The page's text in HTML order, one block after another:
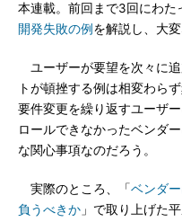
本連載。前回まで3回にわた
開発失敗の例 を解説し、大
ユーザーが要望を次々に
トが頓挫する例は相変わら
要件変更を繰り返すユーザ
ロールできなかったベンダ
な関心事項なのだろう。
実際のところ、「ベンダ
負うべきか 」で取り上げた